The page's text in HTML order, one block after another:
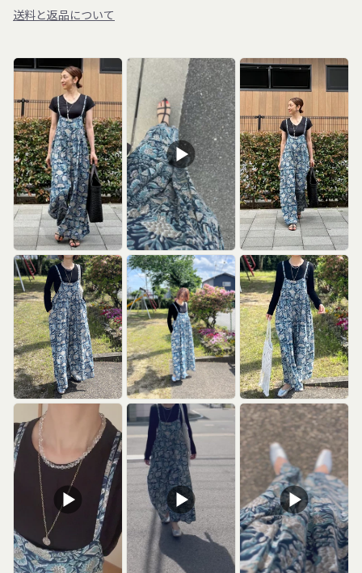
送料と返品について